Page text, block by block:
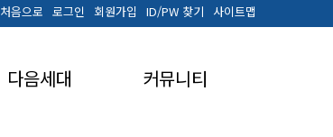
사이트맵
ID/PW 찾기
회원가입
로그인
처음으로
다음세대 커뮤니티